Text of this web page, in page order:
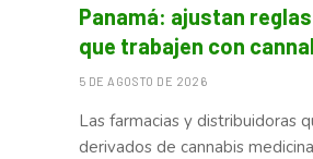
Panamá: ajustan
que trabajen con
5 DE AGOSTO DE 2026
Las farmacias y distribuidoras
derivados de cannabis